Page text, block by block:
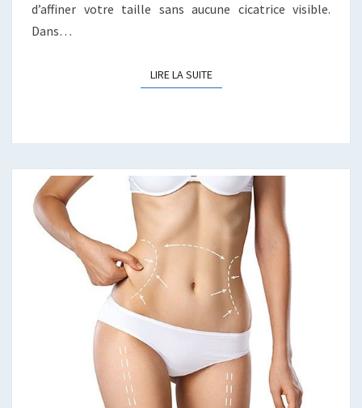
d’affiner votre taille sans aucune cicatrice visible.
Dans…
LIRE LA SUITELIRE LA SUITE